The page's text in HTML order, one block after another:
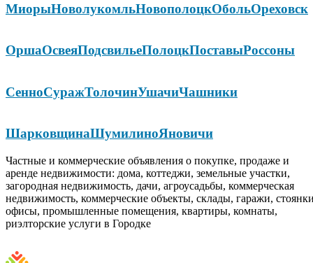
МиорыНоволукомльНовополоцкОбольОреховск
ОршаОсвеяПодсвильеПолоцкПоставыРоссоны
СенноСуражТолочинУшачиЧашники
ШарковщинаШумилиноЯновичи
Частные и коммерческие объявления о покупке, продаже и
аренде недвижимости: дома, коттеджи, земельные участки,
загородная недвижимость, дачи, агроусадьбы, коммерческая
недвижимость, коммерческие объекты, склады, гаражи,
офисы, промышленные помещения, квартиры, комнаты,
риэлторские услуги в Городке